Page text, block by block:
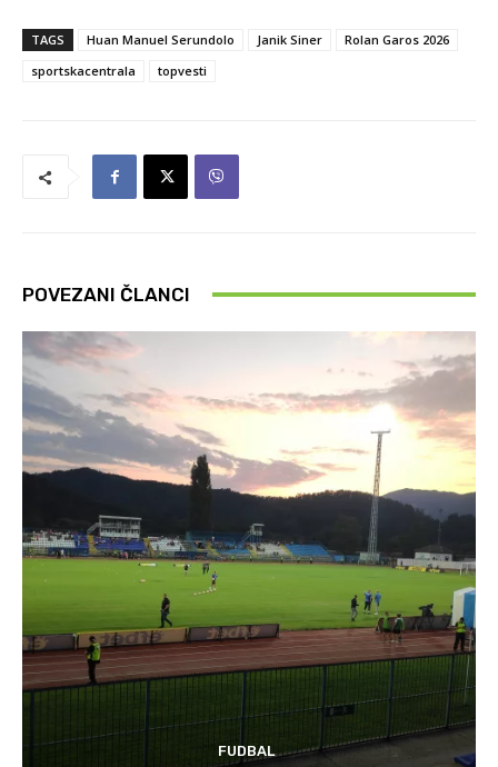
TAGS Huan Manuel Serundolo Janik Siner
Rolan Garos 2026
sportskacentrala
topvesti
POVEZANI ČLANCI
FUDBAL